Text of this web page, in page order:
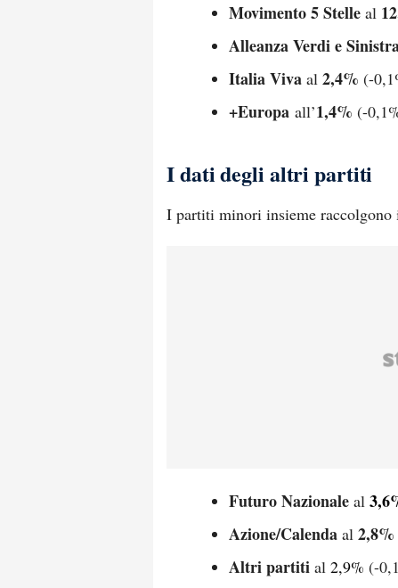
Movimento 5 Stelle al
Alleanza Verdi e
Italia Viva al 2,4% (-
+Europa all’1,4% (-
I dati degli altri partiti
I partiti minori insieme raccolgono
Futuro Nazionale al
Azione/Calenda al 2,8%
Altri partiti al 2,9% (-